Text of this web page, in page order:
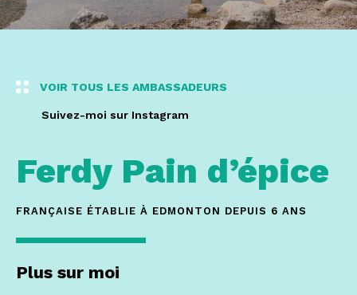
VOIR TOUS LES AMBASSADEURS
Suivez-moi sur Instagram
Ferdy Pain d’épice
FRANÇAISE ÉTABLIE À EDMONTON DEPUIS 6 ANS
Plus sur moi